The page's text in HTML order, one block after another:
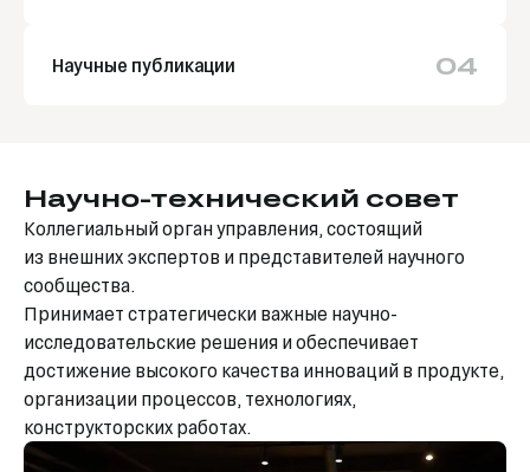
Научные публикации 04
Научно-технический совет
Коллегиальный орган управления, состоящий
из внешних экспертов и представителей научного
сообщества.
Принимает стратегически важные научно-
исследовательские решения и обеспечивает
достижение высокого качества инноваций в продукте,
организации процессов, технологиях,
конструкторских работах.